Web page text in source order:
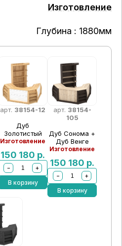
Изготовление
Глубина : 1880мм
арт. 38154-12
Дуб
Золотистый
Изготовление
150 180 р.
−
+
В корзину
арт. 38154-
105
Дуб Сонома +
Дуб Венге
Изготовление
150 180 р.
−
+
В корзину